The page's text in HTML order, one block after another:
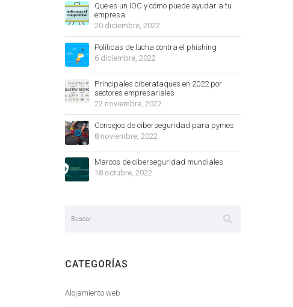
Que es un IOC y cómo puede ayudar a tu
empresa
20 diciembre, 2022
Políticas de lucha contra el phishing
6 diciembre, 2022
Principales ciberataques en 2022 por
sectores empresariales
22 noviembre, 2022
Consejos de ciberseguridad para pymes
8 noviembre, 2022
Marcos de ciberseguridad mundiales
18 octubre, 2022
CATEGORÍAS
Alojamiento web